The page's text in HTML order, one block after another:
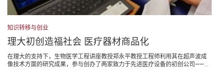
知识转移与创业
理大初创造福社会 医疗器材商品化
在理大的支持下，生物医学工程讲座教授郑永平教授工程师利用其在超声波成
像技术方面的研究成果，参与创办了两家致力于先进医疗设备的初创公司——...